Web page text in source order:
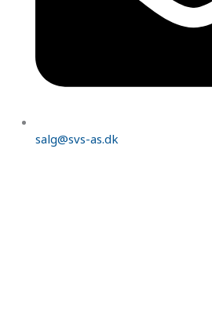
salg@svs-as.dk